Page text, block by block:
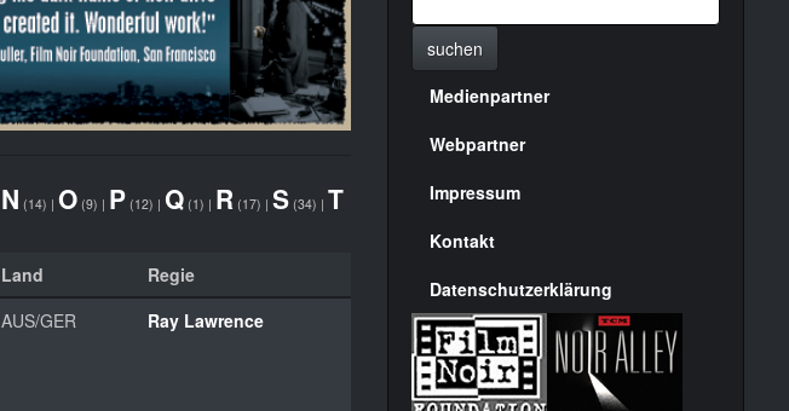
N (14) | O (9) | P (12) | Q (1) | R (17) | S (34) | T
Land Regie
AUS/GER Ray Lawrence
suchen
Menülinks
rechte
Seite
Medienpartner
Webpartner
Impressum
Kontakt
Datenschutzerklärung